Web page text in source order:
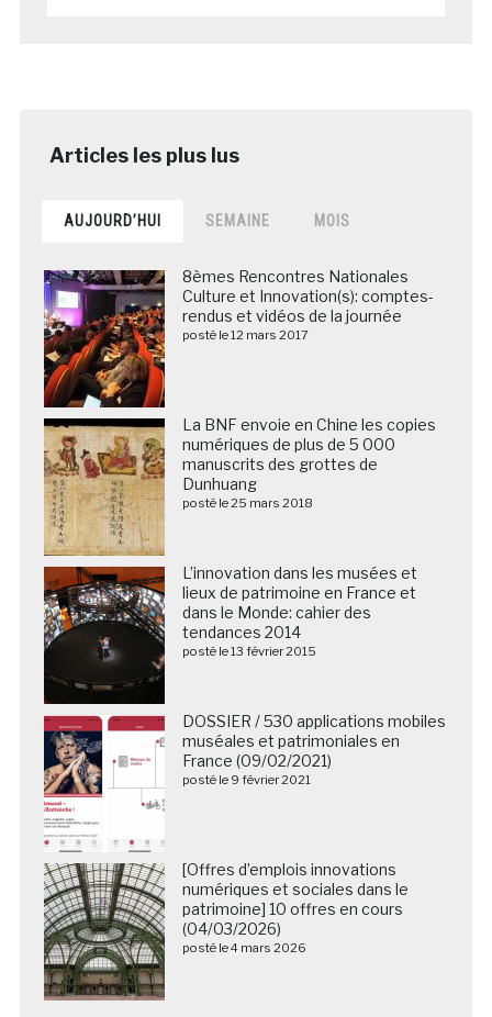
AUJOURD’HUI SEMAINE MOIS
8èmes Rencontres Nationales
Culture et Innovation(s): comptes-
rendus et vidéos de la journée
posté le 12 mars 2017
La BNF envoie en Chine les copies
numériques de plus de 5 000
manuscrits des grottes de
Dunhuang
posté le 25 mars 2018
L’innovation dans les musées et
lieux de patrimoine en France et
dans le Monde: cahier des
tendances 2014
posté le 13 février 2015
DOSSIER / 530 applications mobiles
muséales et patrimoniales en
France (09/02/2021)
posté le 9 février 2021
[Offres d’emplois innovations
numériques et sociales dans le
patrimoine] 10 offres en cours
(04/03/2026)
posté le 4 mars 2026